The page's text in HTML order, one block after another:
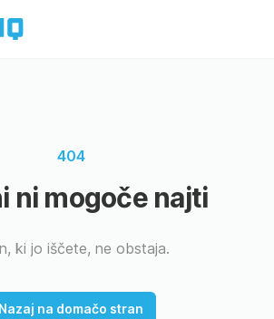
404
ni mogoče najti
ki jo iščete, ne obstaja.
Nazaj na domačo stran